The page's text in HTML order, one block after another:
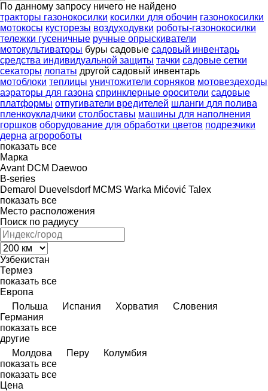
По данному запросу ничего не найдено
тракторы газонокосилки косилки для обочин газонокосилки
мотокосы кусторезы воздуходувки роботы-газонокосилки
тележки гусеничные ручные опрыскиватели
мотокультиваторы буры садовые садовый инвентарь
средства индивидуальной защиты тачки садовые сетки
секаторы лопаты другой садовый инвентарь
мотоблоки теплицы уничтожители сорняков мотовездеходы
аэраторы для газона спринклерные оросители садовые
платформы отпугиватели вредителей шланги для полива
пленкоукладчики столбоставы машины для наполнения
горшков оборудование для обработки цветов подрезчики
дерна агророботы
показать все
Марка
Avant DCM Daewoo
B-series
Demarol Duevelsdorf MCMS Warka Mićović Talex
показать все
Место расположения
Поиск по радиусу
Узбекистан
Термез
показать все
Европа
Польша
Испания Хорватия
Словения
Германия
показать все
другие
Молдова
Перу
Колумбия
показать все
показать все
Цена